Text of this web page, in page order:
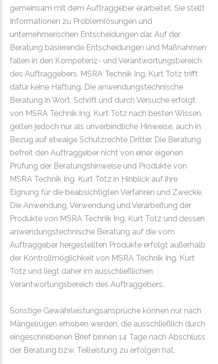
gemeinsam mit dem Auftraggeber erarbeitet. Sie stellt
Informationen zu Problemlösungen und
unternehmerischen Entscheidungen dar. Auf der
Beratung basierende Entscheidungen und Maßnahmen
fallen in den Kompetenz- und Verantwortungsbereich
des Auftraggebers. MSRA Technik Ing. Kurt Totz trifft
dafür keine Haftung. Die anwendungstechnische
Beratung in Wort, Schrift und durch Versuche erfolgt
von MSRA Technik Ing. Kurt Totz nach besten Wissen,
gelten jedoch nur als unverbindliche Hinweise, auch in
Bezug auf etwaige Schutzrechte Dritter. Die Beratung
befreit den Auftraggeber nicht von einer eigenen
Prüfung der Beratungshinweise und Produkte von
MSRA Technik Ing. Kurt Totz in Hinblick auf ihre
Eignung für die beabsichtigten Verfahren und Zwecke.
Die Anwendung, Verwendung und Verarbeitung der
Produkte von MSRA Technik Ing. Kurt Totz und dessen
anwendungstechnische Beratung auf die vom
Auftraggeber hergestellten Produkte erfolgt außerhalb
der Kontrollmöglichkeit von MSRA Technik Ing. Kurt
Totz und liegt daher im ausschließlichen
Verantwortungsbereich des Auftraggebers.
Sonstige Gewährleistungsansprüche können nur nach
Mängelrügen erhoben werden, die ausschließlich durch
eingeschriebenen Brief binnen 14 Tage nach Abschluss
der Beratung bzw. Teilleistung zu erfolgen hat.